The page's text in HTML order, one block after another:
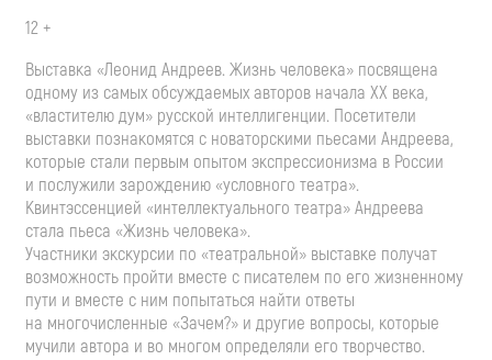
12 +
Выставка «Леонид Андреев. Жизнь человека» посвящена
одному из самых обсуждаемых авторов начала XX века,
«властителю дум» русской интеллигенции. Посетители
выставки познакомятся с новаторскими пьесами Андреева,
которые стали первым опытом экспрессионизма в России
и послужили зарождению «условного театра».
Квинтэссенцией «интеллектуального театра» Андреева
стала пьеса «Жизнь человека».
Участники экскурсии по «театральной» выставке получат
возможность пройти вместе с писателем по его жизненному
пути и вместе с ним попытаться найти ответы
на многочисленные «Зачем?» и другие вопросы, которые
мучили автора и во многом определяли его творчество.